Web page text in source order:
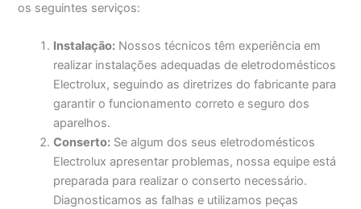
os seguintes serviços:
Instalação: Nossos técnicos têm experiência em
realizar instalações adequadas de eletrodomésticos
Electrolux, seguindo as diretrizes do fabricante para
garantir o funcionamento correto e seguro dos
aparelhos.
Conserto: Se algum dos seus eletrodomésticos
Electrolux apresentar problemas, nossa equipe está
preparada para realizar o conserto necessário.
Diagnosticamos as falhas e utilizamos peças